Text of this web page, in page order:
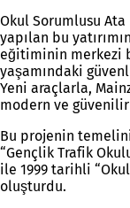
Okul Sorumlusu
yapılan bu
eğitiminin merkezi
yaşamındaki
Yeni araçlarla,
modern ve
Bu projenin
“Gençlik Trafik
ile 1999 tarihli
oluşturdu.